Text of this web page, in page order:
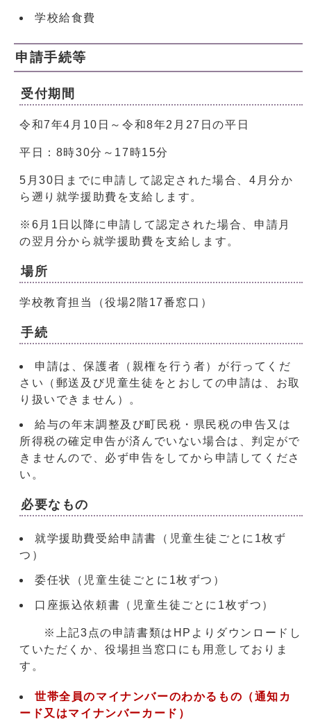
学校給食費
申請手続等
受付期間
令和7年4月10日～令和8年2月27日の平日
平日：8時30分～17時15分
5月30日までに申請して認定された場合、4月分か
ら遡り就学援助費を支給します。
※6月1日以降に申請して認定された場合、申請月
の翌月分から就学援助費を支給します。
場所
学校教育担当（役場2階17番窓口）
手続
申請は、保護者（親権を行う者）が行ってくだ
さい（郵送及び児童生徒をとおしての申請は、お取
り扱いできません）。
給与の年末調整及び町民税・県民税の申告又は
所得税の確定申告が済んでいない場合は、判定がで
きませんので、必ず申告をしてから申請してくださ
い。
必要なもの
就学援助費受給申請書（児童生徒ごとに1枚ず
つ）
委任状（児童生徒ごとに1枚ずつ）
口座振込依頼書（児童生徒ごとに1枚ずつ）
※上記3点の申請書類はHPよりダウンロードし
ていただくか、役場担当窓口にも用意しておりま
す。
世帯全員のマイナンバーのわかるもの（通知カ
ード又はマイナンバーカード）